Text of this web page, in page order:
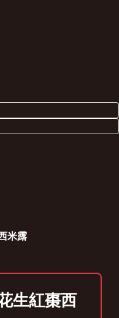
米露
生紅棗西